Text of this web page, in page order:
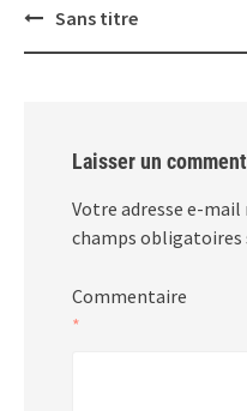
PostSans titre
Laisser un
Votre adresse e-mail
champs obligatoires
Commentaire
*